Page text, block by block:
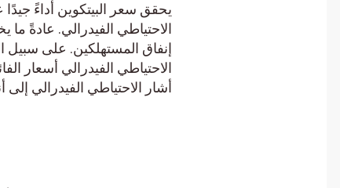
يحقق سعر البيتكوين أداءً جيدًا
الاحتياطي الفيدرالي. عادةً ما
أشار الاحتياطي الفيدرالي إلى